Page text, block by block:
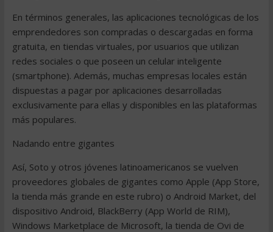
En términos generales, las aplicaciones tecnológicas de los
emprendedores son compradas o descargadas en forma
gratuita, en tiendas virtuales, por usuarios que utilizan
redes sociales o que poseen un celular inteligente
(smartphone). Además, muchas empresas locales están
dispuestas a pagar por aplicaciones desarrolladas
exclusivamente para ellas y disponibles en las plataformas
más populares.
Nadando entre gigantes
Así, Soto y otros jóvenes latinoamericanos se vuelven
proveedores globales de gigantes como Apple (App Store,
la tienda más grande en este rubro) o Android Market, del
dispositivo Android, BlackBerry (App World de RIM),
Windows Marketplace de Microsoft, la tienda de Ovi de